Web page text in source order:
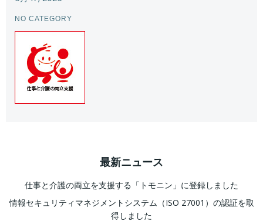
NO CATEGORY
最新ニュース
仕事と介護の両立を支援する「トモニン」に登録しました
情報セキュリティマネジメントシステム（ISO 27001）の認証を取
得しました